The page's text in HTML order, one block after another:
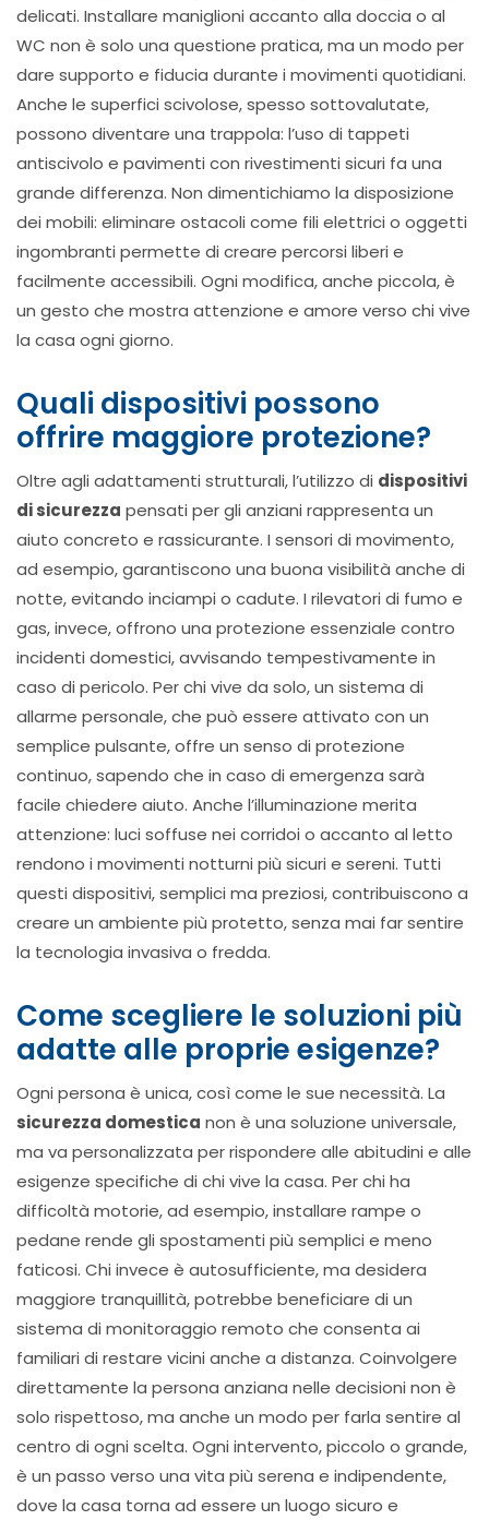
delicati. Installare maniglioni accanto alla doccia o al
WC non è solo una questione pratica, ma un modo per
dare supporto e fiducia durante i movimenti quotidiani.
Anche le superfici scivolose, spesso sottovalutate,
possono diventare una trappola: l’uso di tappeti
antiscivolo e pavimenti con rivestimenti sicuri fa una
grande differenza. Non dimentichiamo la disposizione
dei mobili: eliminare ostacoli come fili elettrici o oggetti
ingombranti permette di creare percorsi liberi e
facilmente accessibili. Ogni modifica, anche piccola, è
un gesto che mostra attenzione e amore verso chi vive
la casa ogni giorno.
Quali dispositivi possono
offrire maggiore protezione?
Oltre agli adattamenti strutturali, l’utilizzo di dispositivi
di sicurezza pensati per gli anziani rappresenta un
aiuto concreto e rassicurante. I sensori di movimento,
ad esempio, garantiscono una buona visibilità anche di
notte, evitando inciampi o cadute. I rilevatori di fumo e
gas, invece, offrono una protezione essenziale contro
incidenti domestici, avvisando tempestivamente in
caso di pericolo. Per chi vive da solo, un sistema di
allarme personale, che può essere attivato con un
semplice pulsante, offre un senso di protezione
continuo, sapendo che in caso di emergenza sarà
facile chiedere aiuto. Anche l’illuminazione merita
attenzione: luci soffuse nei corridoi o accanto al letto
rendono i movimenti notturni più sicuri e sereni. Tutti
questi dispositivi, semplici ma preziosi, contribuiscono a
creare un ambiente più protetto, senza mai far sentire
la tecnologia invasiva o fredda.
Come scegliere le soluzioni più
adatte alle proprie esigenze?
Ogni persona è unica, così come le sue necessità. La
sicurezza domestica non è una soluzione universale,
ma va personalizzata per rispondere alle abitudini e alle
esigenze specifiche di chi vive la casa. Per chi ha
difficoltà motorie, ad esempio, installare rampe o
pedane rende gli spostamenti più semplici e meno
faticosi. Chi invece è autosufficiente, ma desidera
maggiore tranquillità, potrebbe beneficiare di un
sistema di monitoraggio remoto che consenta ai
familiari di restare vicini anche a distanza. Coinvolgere
direttamente la persona anziana nelle decisioni non è
solo rispettoso, ma anche un modo per farla sentire al
centro di ogni scelta. Ogni intervento, piccolo o grande,
è un passo verso una vita più serena e indipendente,
dove la casa torna ad essere un luogo sicuro e